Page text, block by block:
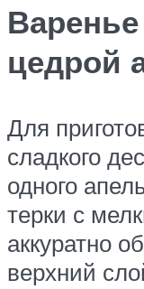
цедрой
Для
сладкого
одного
терки с
аккуратно
верхний